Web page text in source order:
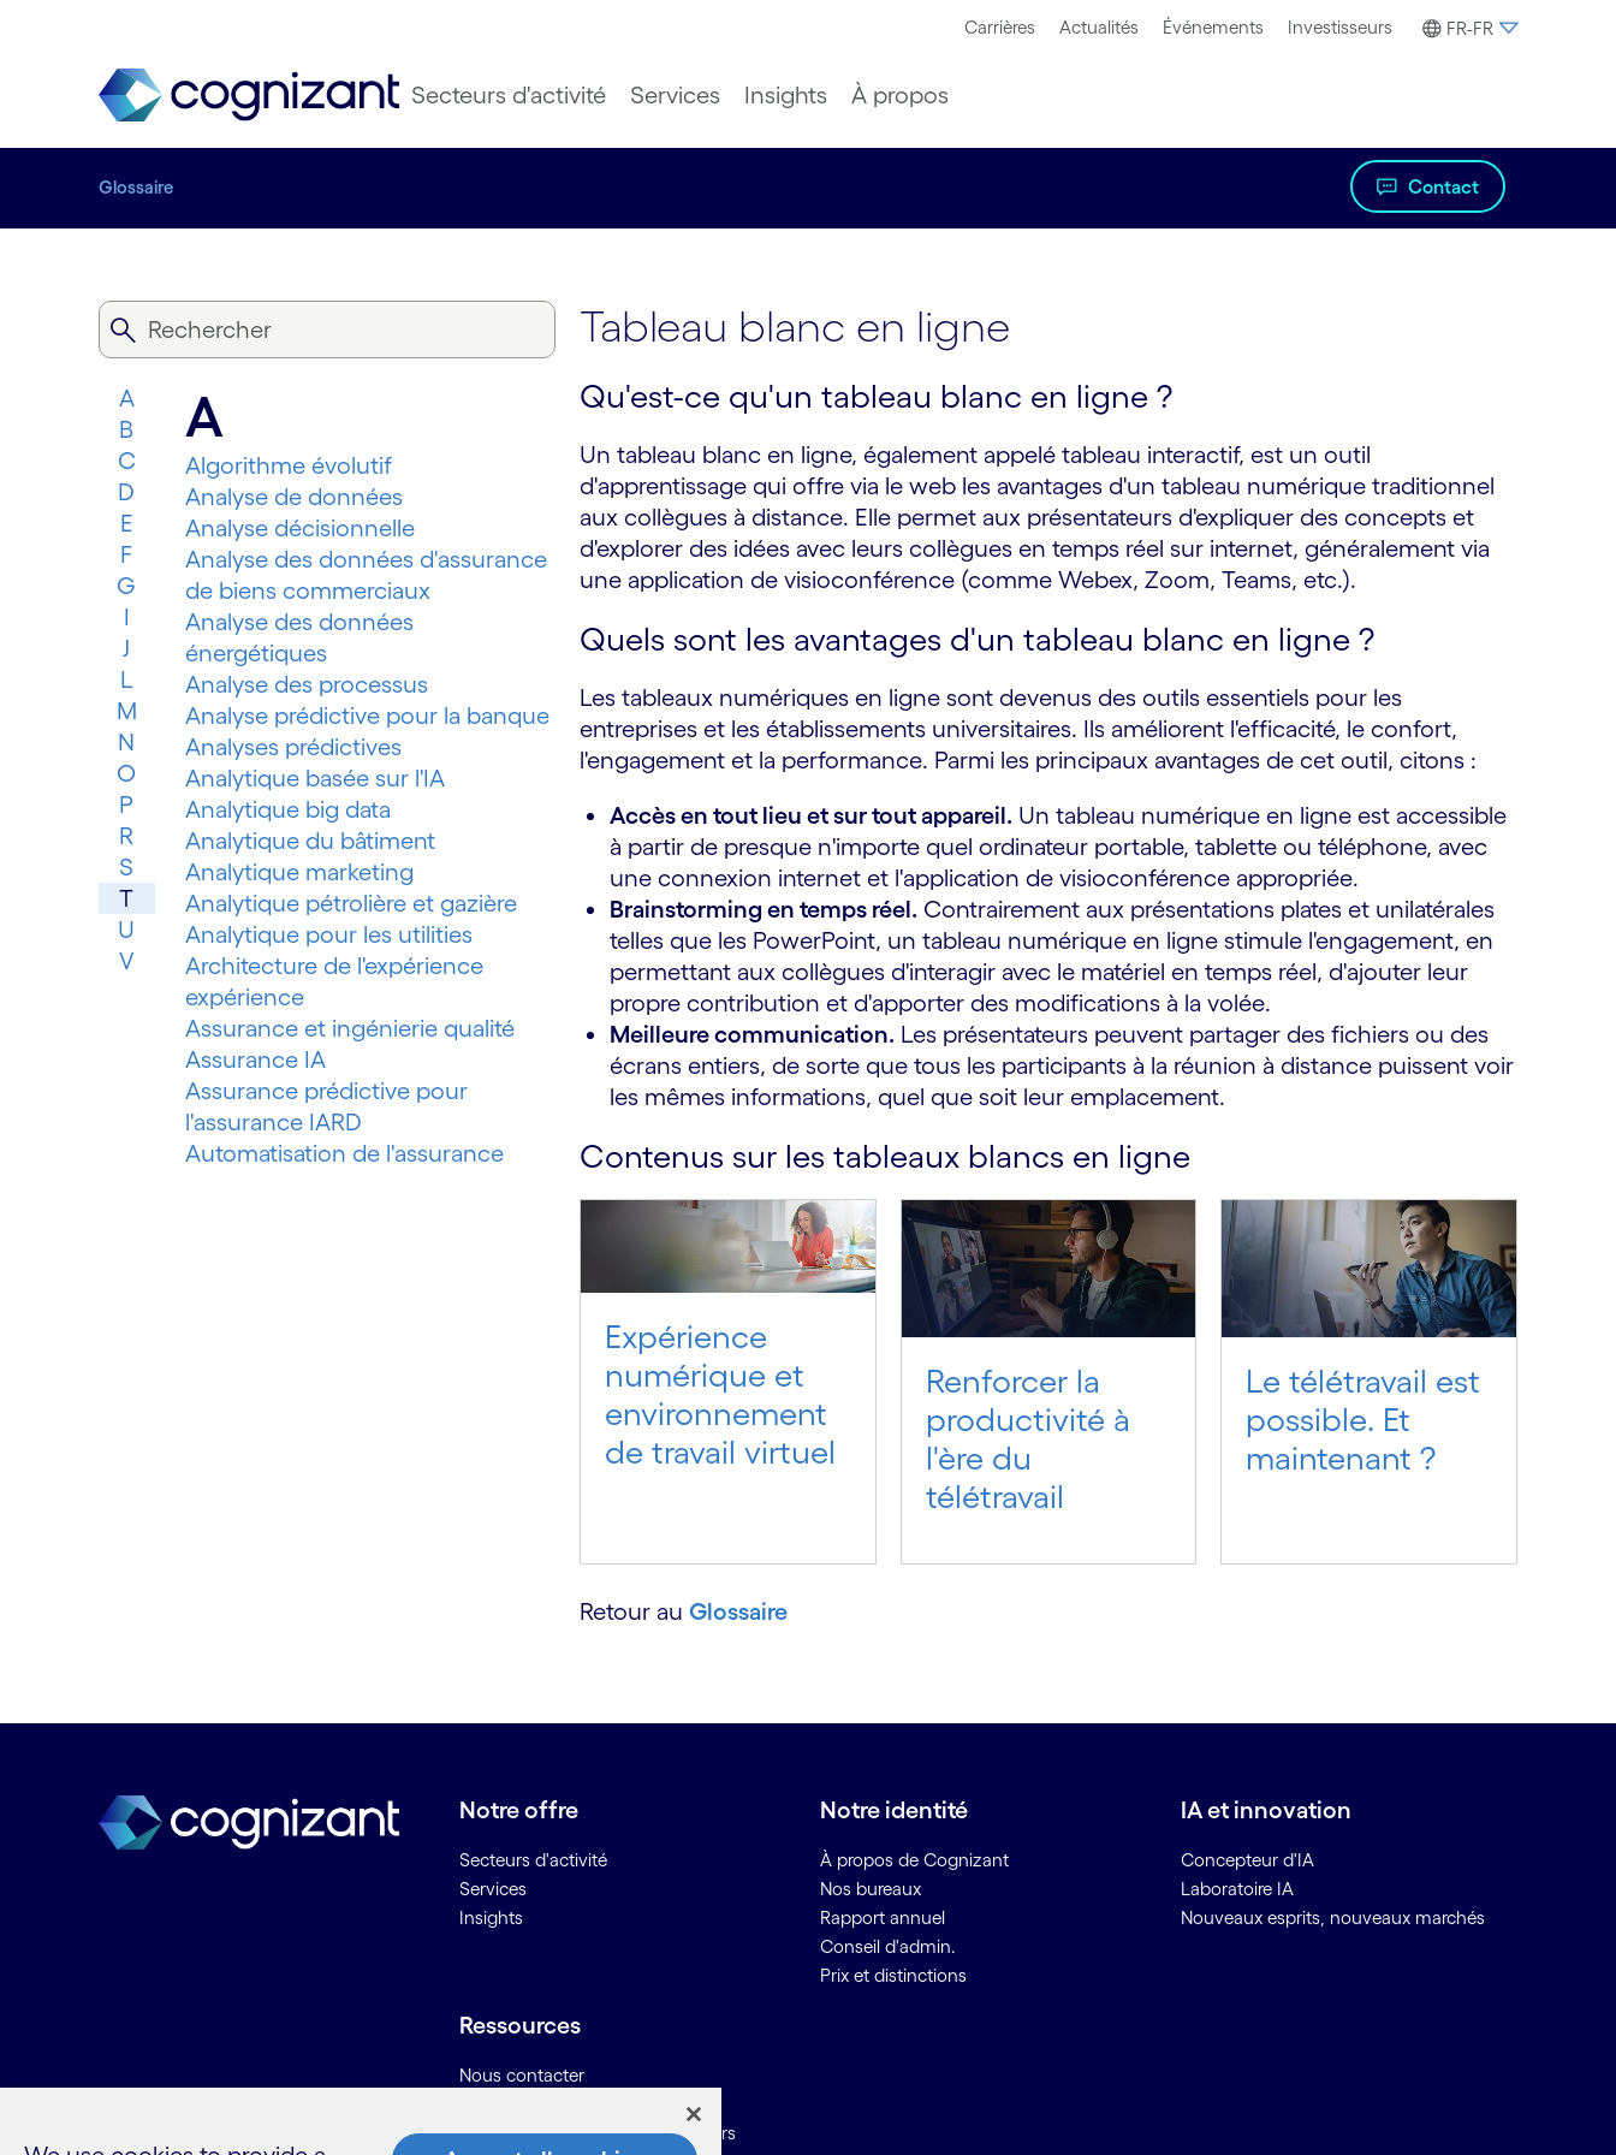
Carrières Actualités Événements Investisseurs FR-FR
Secteurs d'activité Services Insights À propos
Glossaire Contact
A
B
C
D
E
F
G
I
J
L
M
N
O
P
R
S
T
U
V
A
Algorithme évolutif
Analyse de données
Analyse décisionnelle
Analyse des données d'assurance
de biens commerciaux
Analyse des données
énergétiques
Analyse des processus
Analyse prédictive pour la banque
Analyses prédictives
Analytique basée sur l'IA
Analytique big data
Analytique du bâtiment
Analytique marketing
Analytique pétrolière et gazière
Analytique pour les utilities
Architecture de l'expérience
expérience
Assurance et ingénierie qualité
Assurance IA
Assurance prédictive pour
l'assurance IARD
Automatisation de l'assurance
(BaaP)
Banque en tant que service
(BPaaS)
Tableau blanc en ligne
Qu'est-ce qu'un tableau blanc en ligne ?
Un tableau blanc en ligne, également appelé tableau interactif, est un outil
d'apprentissage qui offre via le web les avantages d'un tableau numérique traditionnel
aux collègues à distance. Elle permet aux présentateurs d'expliquer des concepts et
d'explorer des idées avec leurs collègues en temps réel sur internet, généralement via
une application de visioconférence (comme Webex, Zoom, Teams, etc.).
Quels sont les avantages d'un tableau blanc en ligne ?
Les tableaux numériques en ligne sont devenus des outils essentiels pour les
entreprises et les établissements universitaires. Ils améliorent l'efficacité, le confort,
l'engagement et la performance. Parmi les principaux avantages de cet outil, citons :
Accès en tout lieu et sur tout appareil. Un tableau numérique en ligne est accessible
à partir de presque n'importe quel ordinateur portable, tablette ou téléphone, avec
une connexion internet et l'application de visioconférence appropriée.
Brainstorming en temps réel. Contrairement aux présentations plates et unilatérales
telles que les PowerPoint, un tableau numérique en ligne stimule l'engagement, en
permettant aux collègues d'interagir avec le matériel en temps réel, d'ajouter leur
propre contribution et d'apporter des modifications à la volée.
Meilleure communication. Les présentateurs peuvent partager des fichiers ou des
écrans entiers, de sorte que tous les participants à la réunion à distance puissent voir
les mêmes informations, quel que soit leur emplacement.
Contenus sur les tableaux blancs en ligne
Expérience
numérique et
environnement
de travail virtuel
Renforcer la
productivité à
l'ère du
télétravail
Le télétravail est
possible. Et
maintenant ?
Retour au Glossaire
Notre offre
Secteurs d'activité
Services
Insights
Notre identité
À propos de Cognizant
Nos bureaux
Rapport annuel
Conseil d'admin.
Prix et distinctions
IA et innovation
Concepteur d'IA
Laboratoire IA
Nouveaux esprits, nouveaux marchés
Ressources
Nous contacter
Informations pour les fournisseurs